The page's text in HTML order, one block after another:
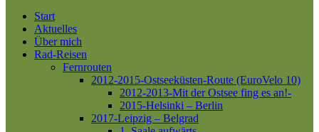
Close
Menu
Start
Aktuelles
Über mich
Rad-Reisen
Fernrouten
2012-2015-Ostseeküsten-Route (EuroVelo 10)
2012-2013-Mit der Ostsee fing es an!-
2015-Helsinki – Berlin
2017-Leipzig – Belgrad